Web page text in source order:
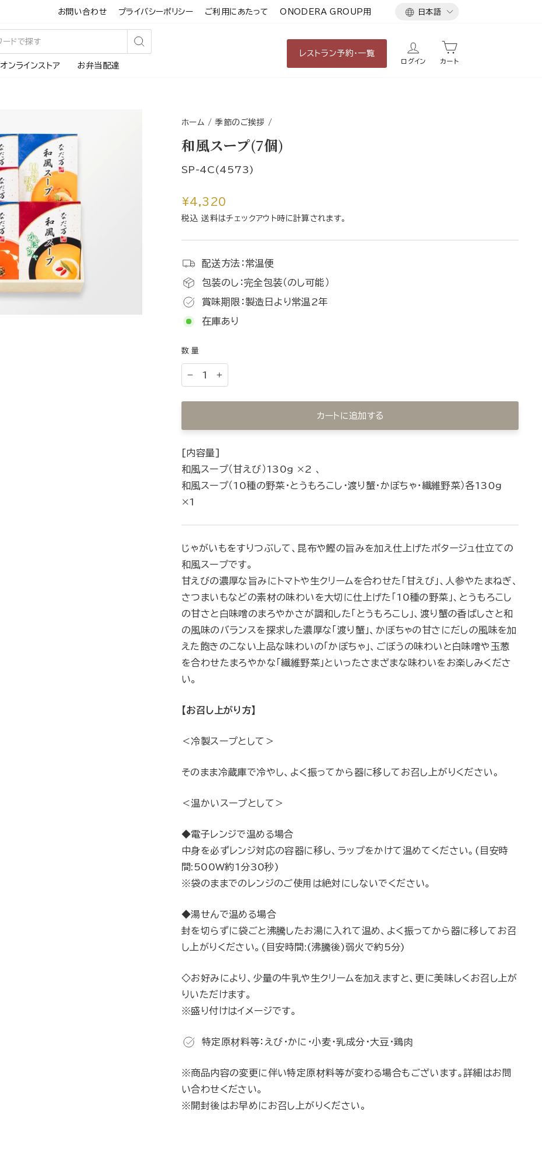
お問い合わせ プライバシーポリシー ご利用にあたって ONODERA GROUP用
言
日本語
検
オンラインストア お弁当配達
レストラン予約・一覧
ログイン カート
ホーム / 季節のご挨拶 /
和風スープ(7個)
SP-4C(4573)
通
常
¥4,320
税込 送料はチェックアウト時に計算されます。
配送方法：常温便
包装のし：完全包装（のし可能）
賞味期限：製造日より常温2年
在庫あり
数量
カートに追加する
[内容量]
和風スープ（甘えび）130g ×2 、
和風スープ（10種の野菜・とうもろこし・渡り蟹・かぼちゃ・繊維野菜）各130g
×1
じゃがいもをすりつぶして、昆布や鰹の旨みを加え仕上げたポタージュ仕立ての
和風スープです。
甘えびの濃厚な旨みにトマトや生クリームを合わせた「甘えび」、人参やたまねぎ、
さつまいもなどの素材の味わいを大切に仕上げた「10種の野菜」、とうもろこし
の甘さと白味噌のまろやかさが調和した「とうもろこし」、渡り蟹の香ばしさと和
の風味のバランスを探求した濃厚な「渡り蟹」、かぼちゃの甘さにだしの風味を加
えた飽きのこない上品な味わいの「かぼちゃ」、ごぼうの味わいと白味噌や玉葱
を合わせたまろやかな「繊維野菜」といったさまざまな味わいをお楽しみくださ
い。
【お召し上がり方】
＜冷製スープとして＞
そのまま冷蔵庫で冷やし、よく振ってから器に移してお召し上がりください。
＜温かいスープとして＞
◆電子レンジで温める場合
中身を必ずレンジ対応の容器に移し、ラップをかけて温めてください。(目安時
間:500W約1分30秒)
※袋のままでのレンジのご使用は絶対にしないでください。
◆湯せんで温める場合
封を切らずに袋ごと沸騰したお湯に入れて温め、よく振ってから器に移してお召
し上がりください。(目安時間:(沸騰後)弱火で約5分)
◇お好みにより、少量の牛乳や生クリームを加えますと、更に美味しくお召し上が
りいただけます。
※盛り付けはイメージです。
特定原材料等：えび・かに・小麦・乳成分・大豆・鶏肉
※商品内容の変更に伴い特定原材料等が変わる場合もございます。詳細はお問
い合わせください。
※開封後はお早めにお召し上がりください。